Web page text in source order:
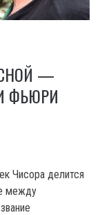
—
ФЬЮРИ
Чисора делится
между